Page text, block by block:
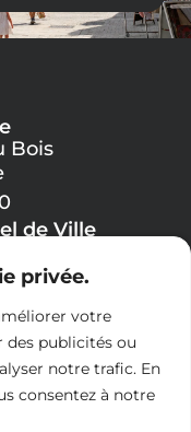
privée.
votre
des publicités ou
notre trafic. En
consentez à notre
Bois
de Ville
: